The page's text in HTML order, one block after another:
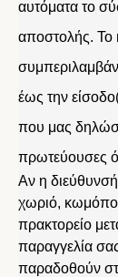
αυτόματα το
αποστολής. Το
έως την
που μας
πρωτεύουσες
Αν η
χωριό,
πρακτορείο
παραγγελία
παραδοθούν